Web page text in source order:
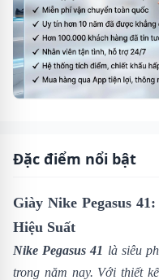
Đặc điểm nổi bật
Giày Nike Pegasus
Hiệu Suất
Nike Pegasus 41 là siêu
trong năm nay. Với thiết